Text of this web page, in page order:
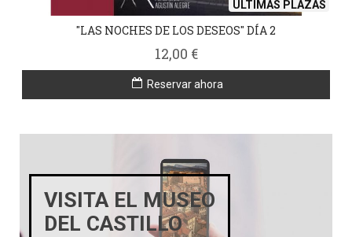
ÚLTIMAS PLAZAS
"LAS NOCHES DE LOS DESEOS" DÍA 2
12,00 €
Reservar ahora
VISITA EL MUSEO
DEL CASTILLO